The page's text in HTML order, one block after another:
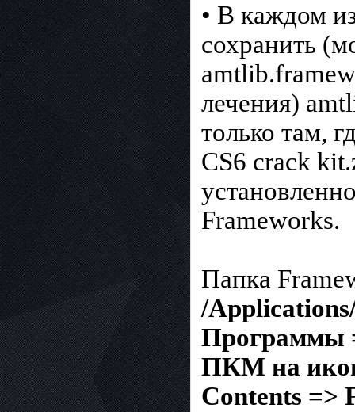
• В каждом
сохранить
лечения)
только там,
CS6 crack
Frameworks.
Папка
/
Программы
ПКМ на
Contents =>